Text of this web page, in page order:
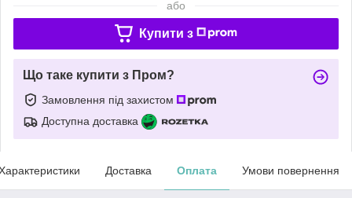
або
Купити з
Що таке купити з Пром?
Замовлення під захистом
Доступна доставка
Доставка Оплата Умови повернення